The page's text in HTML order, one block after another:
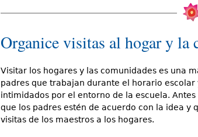
Organice visitas al hogar y la
Visitar los hogares y las comunidades es una
padres que trabajan durante el horario
intimidados por el entorno de la escuela.
que los padres estén de acuerdo con la idea
visitas de los maestros a los hogares.